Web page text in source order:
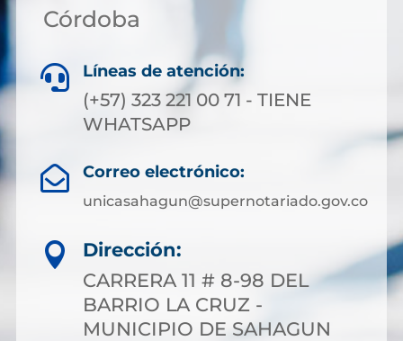
Córdoba
 Líneas de atención:
(+57) 323 221 00 71 - TIENE
WHATSAPP
 Correo electrónico:
unicasahagun@supernotariado.gov.co

Dirección:
CARRERA 11 # 8-98 DEL
BARRIO LA CRUZ -
MUNICIPIO DE SAHAGUN